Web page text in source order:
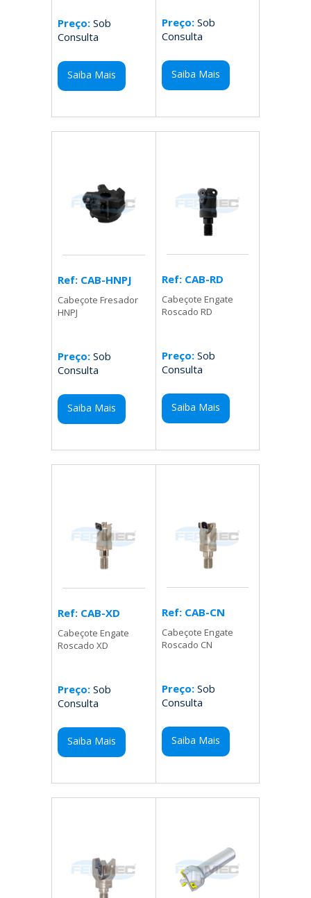
Preço: Sob
Consulta
Saiba Mais
Preço:Sob
Consulta
Saiba Mais
Ref: CAB-HNPJ
Cabeçote Fresador
HNPJ
Preço: Sob
Consulta
Saiba Mais
Ref: CAB-RD
Cabeçote Engate
Roscado RD
Preço:Sob
Consulta
Saiba Mais
Ref: CAB-XD
Cabeçote Engate
Roscado XD
Preço: Sob
Consulta
Saiba Mais
Ref: CAB-CN
Cabeçote Engate
Roscado CN
Preço:Sob
Consulta
Saiba Mais